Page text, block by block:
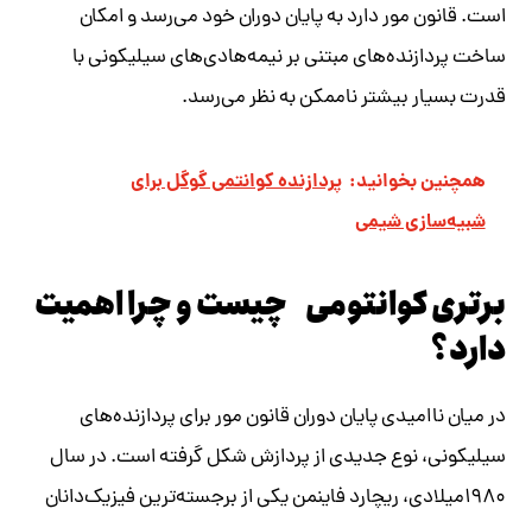
است. قانون مور دارد به پایان دوران خود می‌رسد و امکان
ساخت پردازنده‌های مبتنی بر نیمه‌هادی‌های سیلیکونی با
قدرت بسیار بیشتر ناممکن به نظر می‌رسد.
همچنین بخوانید: پردازنده کوانتمی گوگل برای
شبیه‌سازی شیمی
برتری کوانتومی چیست و چرا اهمیت
دارد؟
در میان ناامیدی پایان دوران قانون مور برای پردازنده‌های
سیلیکونی، نوع جدیدی از پردازش شکل گرفته است. در سال
۱۹۸۰میلادی، ریچارد فاینمن یکی از برجسته‌ترین فیزیک‌دانان